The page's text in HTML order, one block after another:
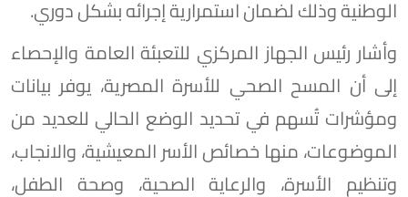
الوطنية وذلك لضمان استمرارية إجرائه بشكل دوري.
وأشار رئيس الجهاز المركزي للتعبئة العامة والإحصاء
إلى أن المسح الصحي للأسرة المصرية، يوفر بيانات
ومؤشرات تُسهم في تحديد الوضع الحالي للعديد من
الموضوعات، منها خصائص الأسر المعيشية، والانجاب،
وتنظيم الأسرة، والرعاية الصحية، وصحة الطفل،